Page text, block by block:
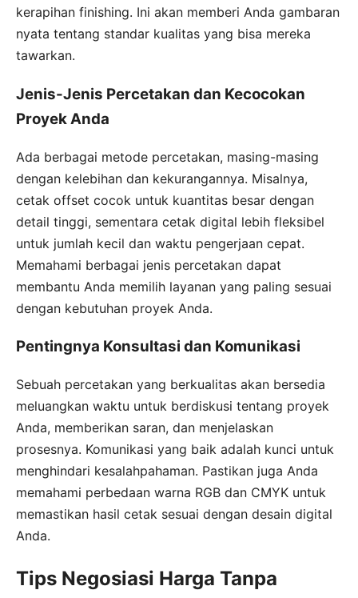
kerapihan finishing. Ini akan memberi Anda gambaran
nyata tentang standar kualitas yang bisa mereka
tawarkan.
Jenis-Jenis Percetakan dan Kecocokan
Proyek Anda
Ada berbagai metode percetakan, masing-masing
dengan kelebihan dan kekurangannya. Misalnya,
cetak offset cocok untuk kuantitas besar dengan
detail tinggi, sementara cetak digital lebih fleksibel
untuk jumlah kecil dan waktu pengerjaan cepat.
Memahami berbagai jenis percetakan dapat
membantu Anda memilih layanan yang paling sesuai
dengan kebutuhan proyek Anda.
Pentingnya Konsultasi dan Komunikasi
Sebuah percetakan yang berkualitas akan bersedia
meluangkan waktu untuk berdiskusi tentang proyek
Anda, memberikan saran, dan menjelaskan
prosesnya. Komunikasi yang baik adalah kunci untuk
menghindari kesalahpahaman. Pastikan juga Anda
memahami perbedaan warna RGB dan CMYK untuk
memastikan hasil cetak sesuai dengan desain digital
Anda.
Tips Negosiasi Harga Tanpa